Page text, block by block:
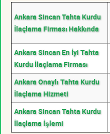
Ankara Sincan Tahta Kurdu
İlaçlama Firması Hakkında
Ankara Sincan En İyi Tahta
Kurdu İlaçlama Firması
Ankara Onaylı Tahta Kurdu
İlaçlama Hizmeti
Ankara Sincan Tahta Kurdu
İlaçlama İşlemi